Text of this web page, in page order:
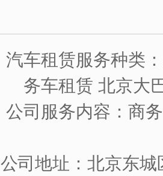
汽车租赁服务种类
务车租赁 北京大
公司服务内容：商
公司地址：北京东